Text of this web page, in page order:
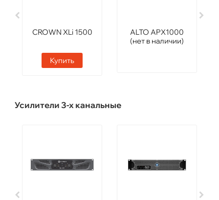
CROWN XLi 1500
Купить
ALTO APX1000
(нет в наличии)
Усилители 3-х канальные